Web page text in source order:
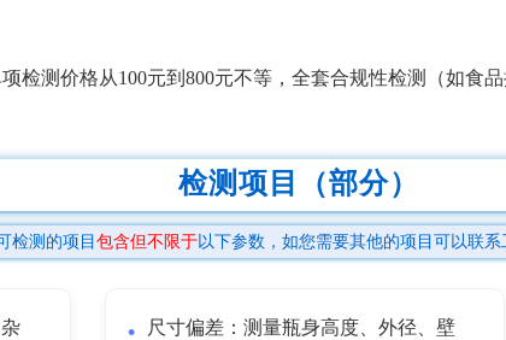
检测价格从100元到800元不等，全套合规性检测（如食
检测项目（部分）
检测的项目 包含但不限于以下参数，如您需要其他的项目可以联系
尺寸偏差：测量瓶身高度、外径、壁